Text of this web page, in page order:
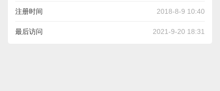
注册时间 2018-8-9 10:40
最后访问 2021-9-20 18:31